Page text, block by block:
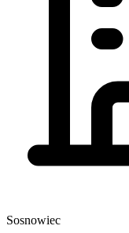
Sosnowiec